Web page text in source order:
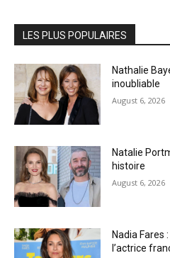
LES PLUS POPULAIRES
Nathalie
inoubliable
August 6, 2026
Natalie
histoire
August 6, 2026
Nadia Fares
l’actrice